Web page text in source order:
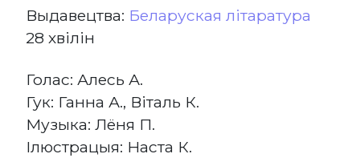
Выдавецтва: Беларуская літаратура
28 хвілін
Голас: Алесь А.
Гук: Ганна А., Віталь К.
Музыка: Лёня П.
Ілюстрацыя: Наста К.